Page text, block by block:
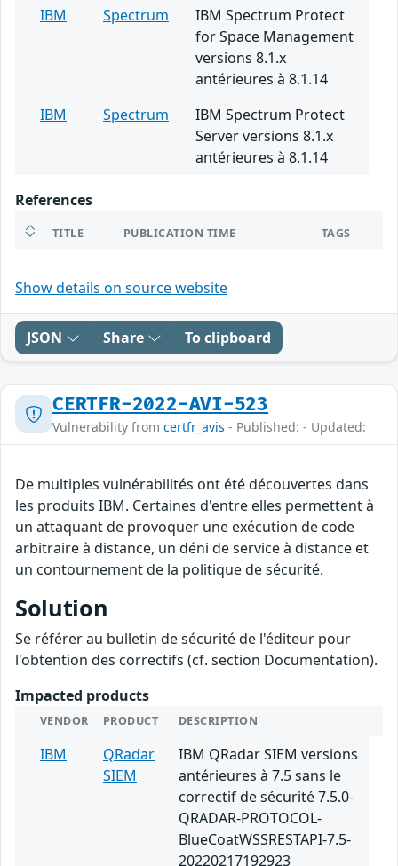
IBM
Spectrum
IBM Spectrum Protect
for Space Management
versions 8.1.x
antérieures à 8.1.14
IBM
Spectrum
IBM Spectrum Protect
Server versions 8.1.x
antérieures à 8.1.14
References
TITLE PUBLICATION TIME TAGS
Show details on source website
JSON Share To clipboard
CERTFR-2022-AVI-523
Vulnerability from certfr_avis - Published: - Updated:
De multiples vulnérabilités ont été découvertes dans
les produits IBM. Certaines d'entre elles permettent à
un attaquant de provoquer une exécution de code
arbitraire à distance, un déni de service à distance et
un contournement de la politique de sécurité.
Solution
Se référer au bulletin de sécurité de l'éditeur pour
l'obtention des correctifs (cf. section Documentation).
Impacted products
VENDOR PRODUCT DESCRIPTION
IBM
QRadar
SIEM
IBM QRadar SIEM versions
antérieures à 7.5 sans le
correctif de sécurité 7.5.0-
QRADAR-PROTOCOL-
BlueCoatWSSRESTAPI-7.5-
20220217192923